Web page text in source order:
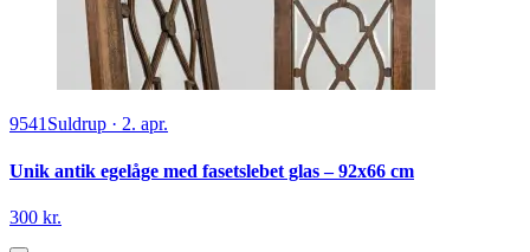
9541Suldrup · 2. apr.
Unik antik egelåge med fasetslebet glas – 92x66 cm
300 kr.